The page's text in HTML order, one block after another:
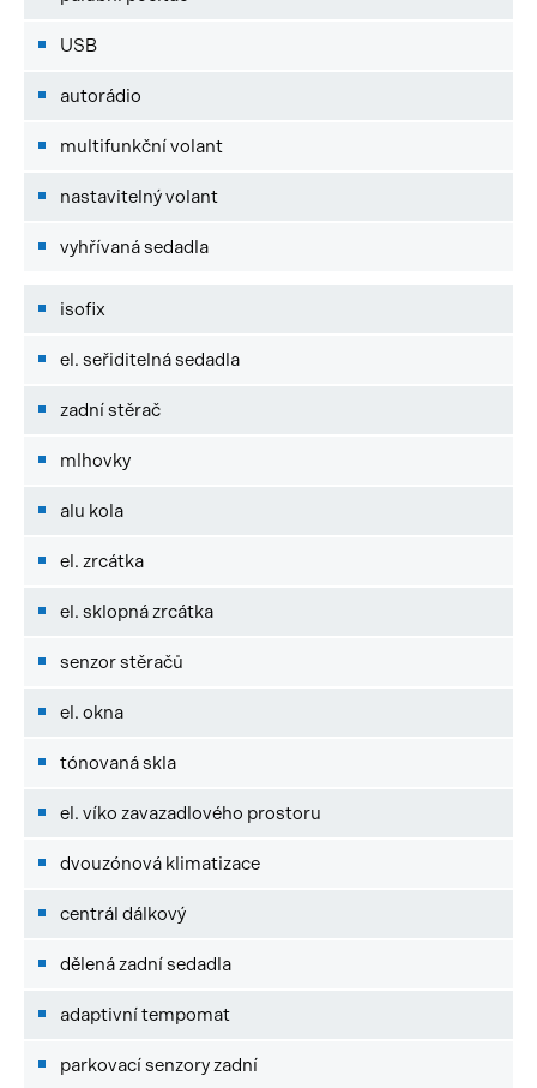
USB
autorádio
multifunkční volant
nastavitelný volant
vyhřívaná sedadla
isofix
el. seřiditelná sedadla
zadní stěrač
mlhovky
alu kola
el. zrcátka
el. sklopná zrcátka
senzor stěračů
el. okna
tónovaná skla
el. víko zavazadlového prostoru
dvouzónová klimatizace
centrál dálkový
dělená zadní sedadla
adaptivní tempomat
parkovací senzory zadní